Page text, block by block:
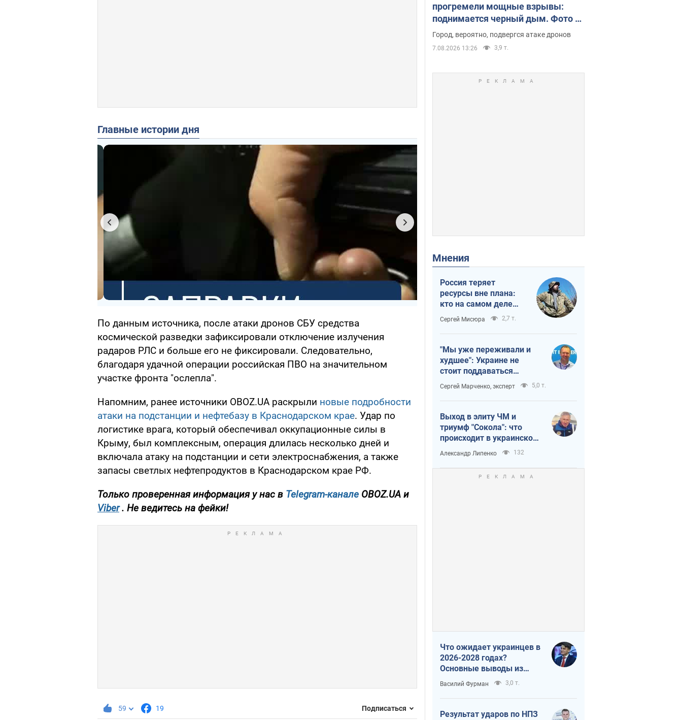
Главные истории дня
По данным источника, после атаки дронов СБУ средства
космической разведки зафиксировали отключение излучения
радаров РЛС и больше его не фиксировали. Следовательно,
благодаря удачной операции российская ПВО на значительном
участке фронта "ослепла".
Напомним, ранее источники OBOZ.UA раскрыли новые подробности
атаки на подстанции и нефтебазу в Краснодарском крае. Удар по
логистике врага, который обеспечивал оккупационные силы в
Крыму, был комплексным, операция длилась несколько дней и
включала атаку на подстанции и сети электроснабжения, а также
запасы светлых нефтепродуктов в Краснодарском крае РФ.
Только проверенная информация у нас в Telegram-канале OBOZ.UA и
Viber . Не ведитесь на фейки!
59 19 Подписаться
прогремели мощные взрывы:
поднимается черный дым. Фото и
видео
Город, вероятно, подвергся атаке дронов
7.08.2026 13:26 3,9 т.
Мнения
Россия теряет
ресурсы вне плана:
кто на самом деле
диктует темп войны
Сергей Мисюра 2,7 т.
"Мы уже переживали и
худшее": Украине не
стоит поддаваться
отчаянию из-за
ракетного террора
Сергей Марченко, эксперт 5,0 т.
Выход в элиту ЧМ и
триумф "Сокола": что
происходит в украинском
хоккее
Александр Липенко 132
Что ожидает украинцев в
2026-2028 годах?
Основные выводы из
новых прогнозов от НБУ
Василий Фурман 3,0 т.
Результат ударов по НПЗ